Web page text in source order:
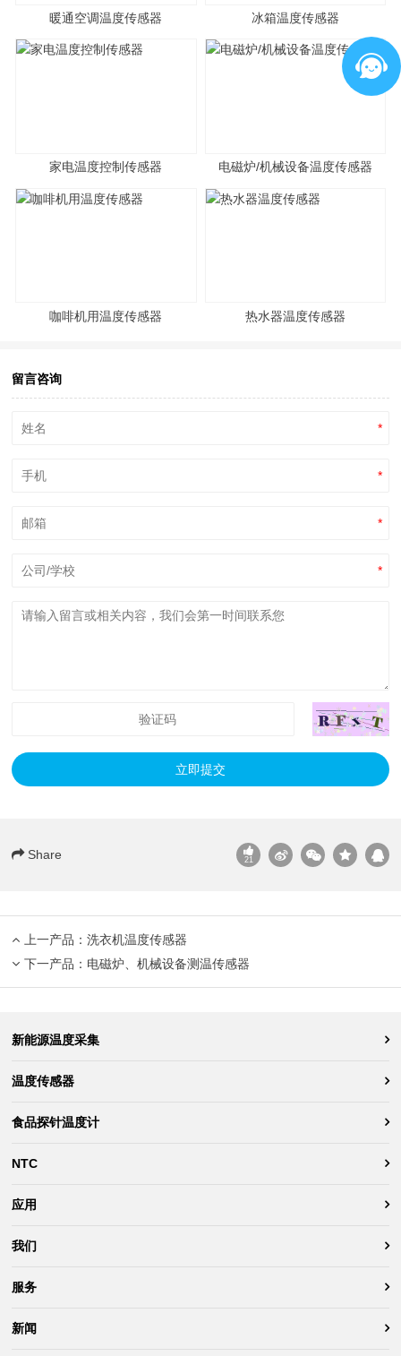
暖通空调温度传感器 冰箱温度传感器
家电温度控制传感器 电磁炉/机械设备温度传感器
咖啡机用温度传感器 热水器温度传感器
留言咨询
*
*
*
*
立即提交
Share 21
上一产品： 洗衣机温度传感器
下一产品： 电磁炉、机械设备测温传感器
新能源温度采集
温度传感器
食品探针温度计
NTC
应用
我们
服务
新闻